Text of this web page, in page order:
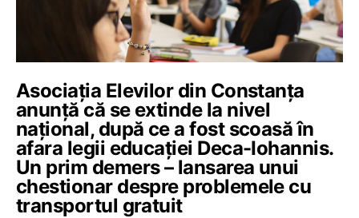
Asociația Elevilor din Constanța
anunță că se extinde la nivel
național, după ce a fost scoasă în
afara legii educației Deca-Iohannis.
Un prim demers – lansarea unui
chestionar despre problemele cu
transportul gratuit